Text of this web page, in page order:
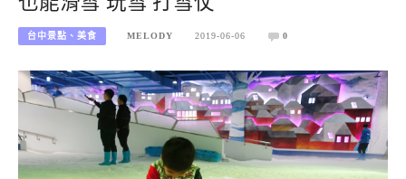
台中景點、美食 MELODY 2019-06-06 0